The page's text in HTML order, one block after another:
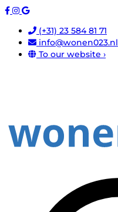
(+31) 23 584 81 71
info@wonen023.nl
To our website ›